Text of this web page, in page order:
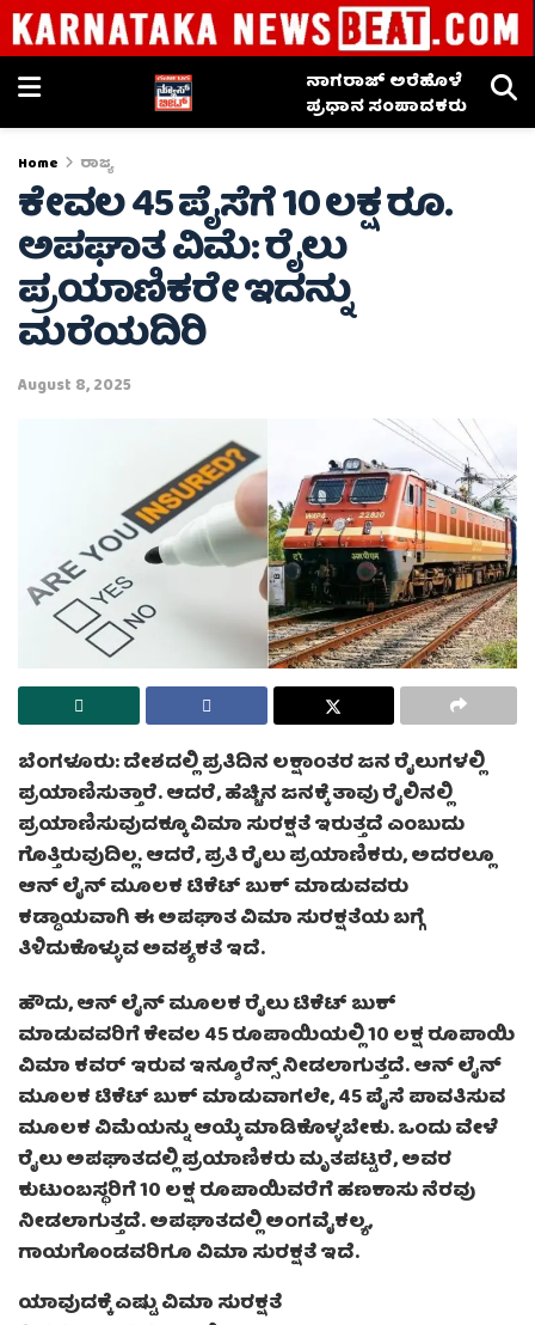
ನಾಗರಾಜ್ ಅರೆಹೊಳೆ
ಪ್ರಧಾನ ಸಂಪಾದಕರು
Home ರಾಜ್ಯ
ಕೇವಲ 45 ಪೈಸೆಗೆ 10 ಲಕ್ಷ ರೂ.
ಅಪಘಾತ ವಿಮೆ: ರೈಲು
ಪ್ರಯಾಣಿಕರೇ ಇದನ್ನು
ಮರೆಯದಿರಿ
August 8, 2025
ಬೆಂಗಳೂರು: ದೇಶದಲ್ಲಿ ಪ್ರತಿದಿನ ಲಕ್ಷಾಂತರ ಜನ ರೈಲುಗಳಲ್ಲಿ
ಪ್ರಯಾಣಿಸುತ್ತಾರೆ. ಆದರೆ, ಹೆಚ್ಚಿನ ಜನಕ್ಕೆ ತಾವು ರೈಲಿನಲ್ಲಿ
ಪ್ರಯಾಣಿಸುವುದಕ್ಕೂ ವಿಮಾ ಸುರಕ್ಷತೆ ಇರುತ್ತದೆ ಎಂಬುದು
ಗೊತ್ತಿರುವುದಿಲ್ಲ. ಆದರೆ, ಪ್ರತಿ ರೈಲು ಪ್ರಯಾಣಿಕರು, ಅದರಲ್ಲೂ
ಆನ್ ಲೈನ್ ಮೂಲಕ ಟಿಕೆಟ್ ಬುಕ್ ಮಾಡುವವರು
ಕಡ್ಡಾಯವಾಗಿ ಈ ಅಪಘಾತ ವಿಮಾ ಸುರಕ್ಷತೆಯ ಬಗ್ಗೆ
ತಿಳಿದುಕೊಳ್ಳುವ ಅವಶ್ಯಕತೆ ಇದೆ.
ಹೌದು, ಆನ್ ಲೈನ್ ಮೂಲಕ ರೈಲು ಟಿಕೆಟ್ ಬುಕ್
ಮಾಡುವವರಿಗೆ ಕೇವಲ 45 ರೂಪಾಯಿಯಲ್ಲಿ 10 ಲಕ್ಷ ರೂಪಾಯಿ
ವಿಮಾ ಕವರ್ ಇರುವ ಇನ್ಶೂರೆನ್ಸ್ ನೀಡಲಾಗುತ್ತದೆ. ಆನ್ ಲೈನ್
ಮೂಲಕ ಟಿಕೆಟ್ ಬುಕ್ ಮಾಡುವಾಗಲೇ, 45 ಪೈಸೆ ಪಾವತಿಸುವ
ಮೂಲಕ ವಿಮೆಯನ್ನು ಆಯ್ಕೆ ಮಾಡಿಕೊಳ್ಳಬೇಕು. ಒಂದು ವೇಳೆ
ರೈಲು ಅಪಘಾತದಲ್ಲಿ ಪ್ರಯಾಣಿಕರು ಮೃತಪಟ್ಟರೆ, ಅವರ
ಕುಟುಂಬಸ್ಥರಿಗೆ 10 ಲಕ್ಷ ರೂಪಾಯಿವರೆಗೆ ಹಣಕಾಸು ನೆರವು
ನೀಡಲಾಗುತ್ತದೆ. ಅಪಘಾತದಲ್ಲಿ ಅಂಗವೈಕಲ್ಯ,
ಗಾಯಗೊಂಡವರಿಗೂ ವಿಮಾ ಸುರಕ್ಷತೆ ಇದೆ.
ಯಾವುದಕ್ಕೆ ಎಷ್ಟು ವಿಮಾ ಸುರಕ್ಷತೆ